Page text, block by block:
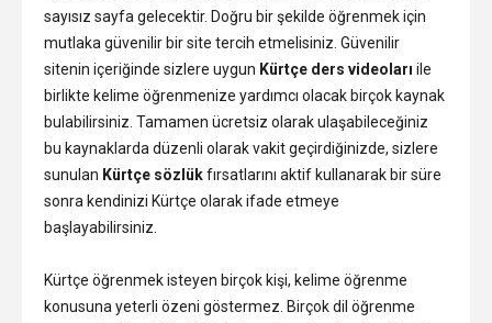
sayısız sayfa gelecektir. Doğru bir şekilde öğrenmek için
mutlaka güvenilir bir site tercih etmelisiniz. Güvenilir
sitenin içeriğinde sizlere uygun Kürtçe ders videoları ile
birlikte kelime öğrenmenize yardımcı olacak birçok kaynak
bulabilirsiniz. Tamamen ücretsiz olarak ulaşabileceğiniz
bu kaynaklarda düzenli olarak vakit geçirdiğinizde, sizlere
sunulan Kürtçe sözlükfırsatlarını aktif kullanarak bir süre
sonra kendinizi Kürtçe olarak ifade etmeye
başlayabilirsiniz.
Kürtçe öğrenmek isteyen birçok kişi, kelime öğrenme
konusuna yeterli özeni göstermez. Birçok dil öğrenme